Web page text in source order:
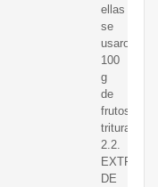
ellas
se
usaron
100
g
de
frutos
triturados.
2.2.
DE